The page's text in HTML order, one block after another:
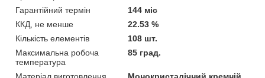
Гарантійний термін
144 міс
ККД, не менше
22.53 %
Кількість елементів
108 шт.
Максимальна робоча
температура
85 град.
Матеріал виготовлення
Монокристалічний кремній